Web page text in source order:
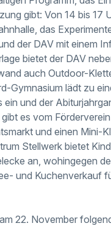
gibt: Von 14 bis 17
das
der DAV mit einem
bietet der DAV
auch Outdoor-
Gymnasium lädt zu
ein und der
es vom
und einen Mini-
Stellwerk bietet
an, wohingegen
und Kuchenverkauf
22. November